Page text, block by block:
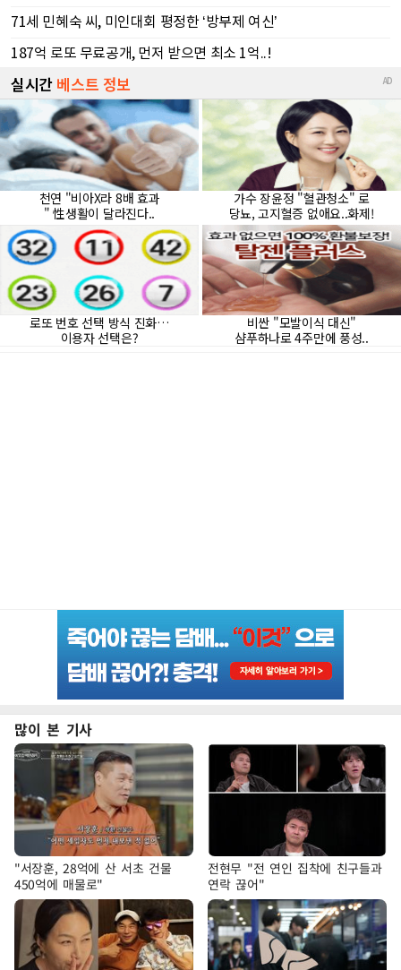
많이 본 기사
"서장훈, 28억에 산 서초 건물
450억에 매물로"
전현무 "전 연인 집착에 친구들과
연락 끊어"